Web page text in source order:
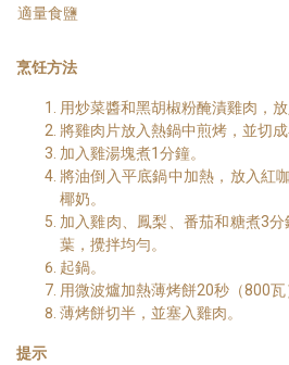
適量食鹽
烹饪方法
用炒菜醬和黑胡椒粉醃漬雞肉，
將雞肉片放入熱鍋中煎烤，並切成
加入雞湯塊煮1分鐘。
將油倒入平底鍋中加熱，放入紅
椰奶。
加入雞肉、鳳梨、番茄和糖煮3
葉，攪拌均勻。
起鍋。
用微波爐加熱薄烤餅20秒（800瓦
薄烤餅切半，並塞入雞肉。
提示